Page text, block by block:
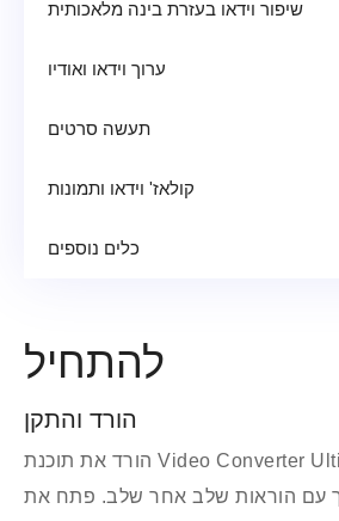
שיפור וידאו בעזרת בינה מלאכותית
ערוך וידאו ואודיו
התאם את אפקט הווידאו ומסנן
הוסף סימן מים לסרטון
תעשה סרטים
קולאז' וידאו ותמונות
כלים נוספים
מדחס אודיו
מסיר סימני מים לווידאו
יוצר GIF
ממיר תמונה
להתחיל
הורד והתקן
הורד את תוכנת Video Converter Ultimate והתקן אותה
עם הוראות שלב אחר שלב. פתח את